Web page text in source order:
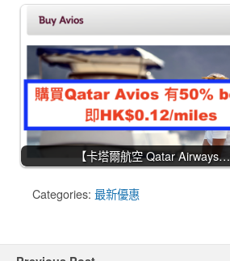
【卡塔爾航空 Qatar Airways…
Categories: 最新優惠